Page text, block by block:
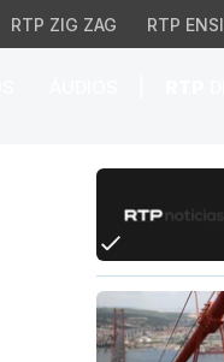
RTP ZIG ZAG RTP
na